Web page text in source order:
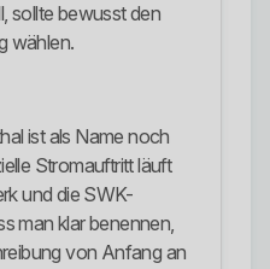
sollte bewusst den
wählen.
ist als Name noch
Stromauftritt läuft
und die SWK-
man klar benennen,
von Anfang an